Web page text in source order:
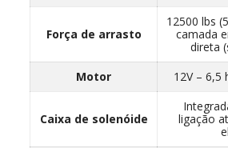
Força de arrasto
12500 lbs
camada
direta
Motor
12V – 6,5
Caixa de solenóide
ligação